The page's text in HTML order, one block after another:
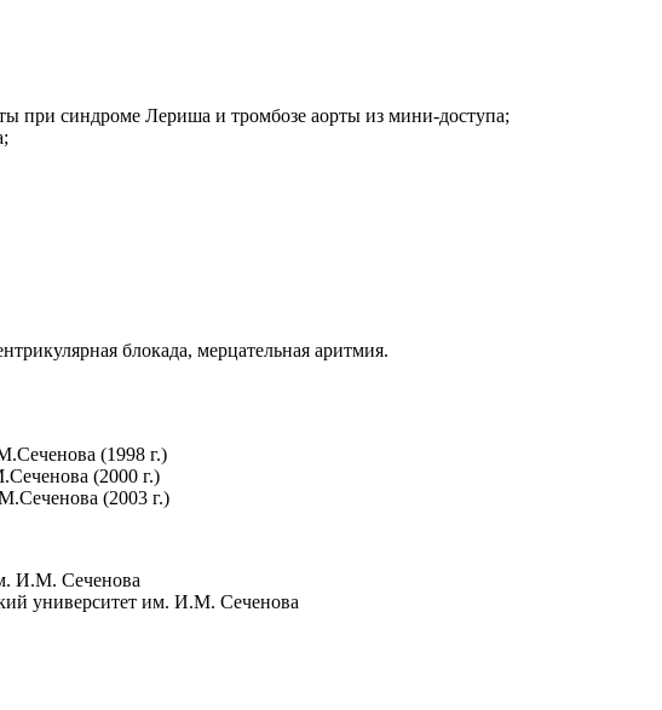
при синдроме Лериша и тромбозе аорты из мини-доступа;
блокада, мерцательная аритмия.
(1998 г.)
(2000 г.)
(2003 г.)
И.М. Сеченова
университет им. И.М. Сеченова